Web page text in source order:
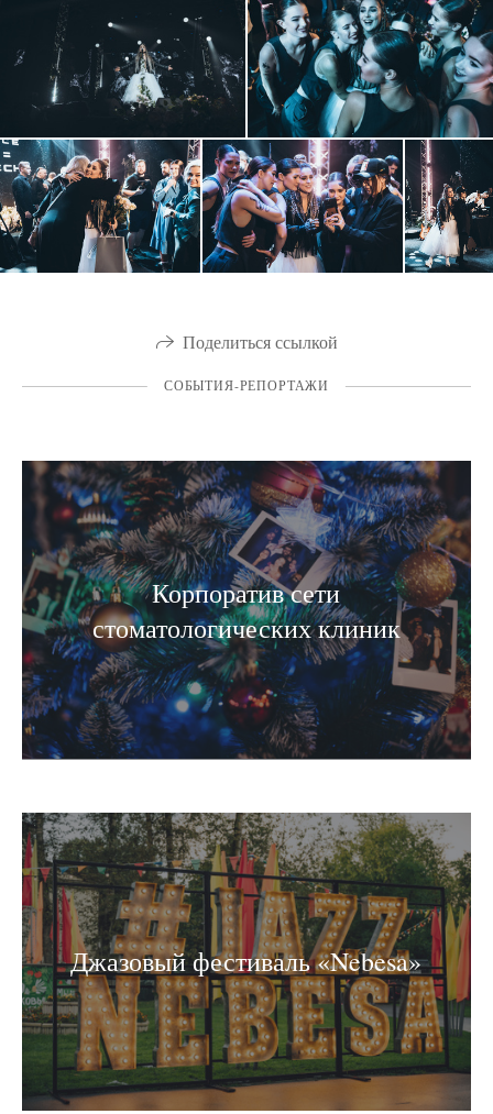
Поделиться ссылкой
СОБЫТИЯ-РЕПОРТАЖИ
Корпоратив сети
стоматологических клиник
Джазовый фестиваль «Nebesa»